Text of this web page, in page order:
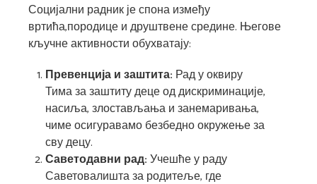
Социјални радник је спона између
вртића,породице и друштвене средине. Његове
кључне активности обухватају:
Превенција и заштита: Рад у оквиру
Тима за заштиту деце од дискриминације,
насиља, злостављања и занемаривања,
чиме осигуравамо безбедно окружење за
сву децу.
Саветодавни рад:Учешће у раду
Саветовалишта за родитеље, где